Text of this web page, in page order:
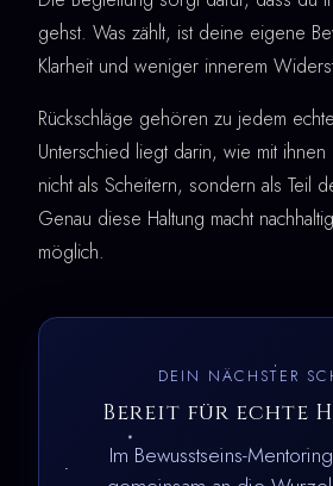
gehst. Was zählt, ist deine eigene
Klarheit und weniger innerem
Rückschläge gehören zu jedem
Unterschied liegt darin, wie mit
nicht als Scheitern, sondern als Teil
Genau diese Haltung macht
möglich.
DEIN NÄCHSTER
Bereit für echte
Im Bewusstseins-